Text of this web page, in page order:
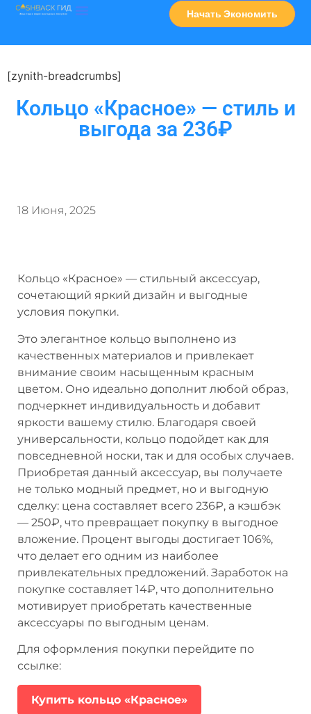
Начать Экономить
[zynith-breadcrumbs]
Кольцо «Красное» — стиль и
выгода за 236₽
18 Июня, 2025
Кольцо «Красное» — стильный аксессуар,
сочетающий яркий дизайн и выгодные
условия покупки.
Это элегантное кольцо выполнено из
качественных материалов и привлекает
внимание своим насыщенным красным
цветом. Оно идеально дополнит любой образ,
подчеркнет индивидуальность и добавит
яркости вашему стилю. Благодаря своей
универсальности, кольцо подойдет как для
повседневной носки, так и для особых случаев.
Приобретая данный аксессуар, вы получаете
не только модный предмет, но и выгодную
сделку: цена составляет всего 236₽, а кэшбэк
— 250₽, что превращает покупку в выгодное
вложение. Процент выгоды достигает 106%,
что делает его одним из наиболее
привлекательных предложений. Заработок на
покупке составляет 14₽, что дополнительно
мотивирует приобретать качественные
аксессуары по выгодным ценам.
Для оформления покупки перейдите по
ссылке:
Купить кольцо «Красное»